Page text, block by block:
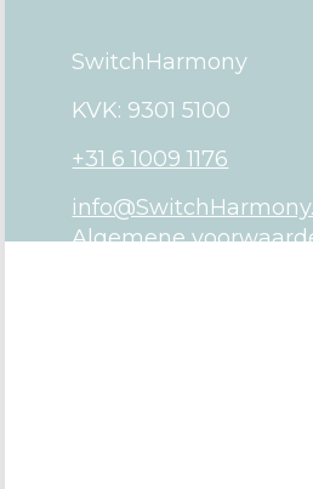
SwitchHarmony
KVK: 9301 5100
+31 6 1009 1176
Algemene